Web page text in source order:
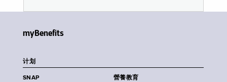
myBenefits
计划
SNAP 營養教育